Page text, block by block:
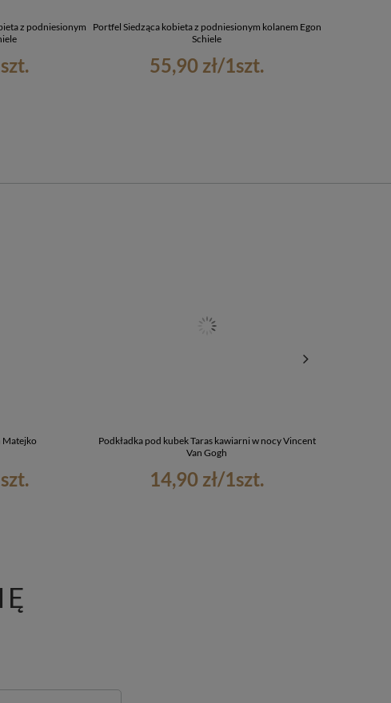
z podniesionym
szt.
Portfel Siedząca kobieta z podniesionym kolanem Egon
Schiele
55,90 zł/1szt.
Matejko
szt.
Podkładka pod kubek Taras kawiarni w nocy Vincent
Van Gogh
14,90 zł/1szt.